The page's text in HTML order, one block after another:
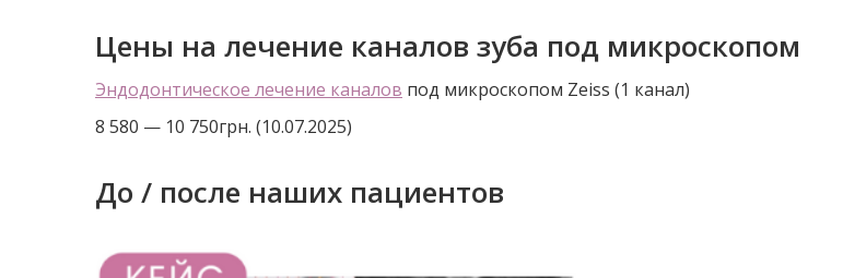
Цены на лечение каналов зуба под микроскопом
Эндодонтическое лечение каналов под микроскопом Zeiss (1 канал)
8 580 — 10 750грн. (10.07.2025)
До / после наших пациентов